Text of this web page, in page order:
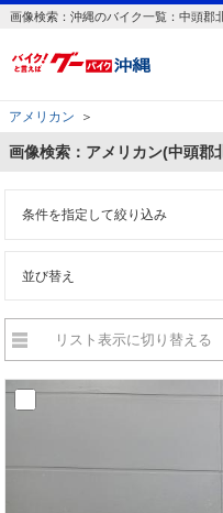
画像検索：沖縄のバイク一覧：中頭郡
アメリカン ＞
画像検索：アメリカン(中頭郡
条件を指定して絞り込み
並び替え
リスト表示に切り替える